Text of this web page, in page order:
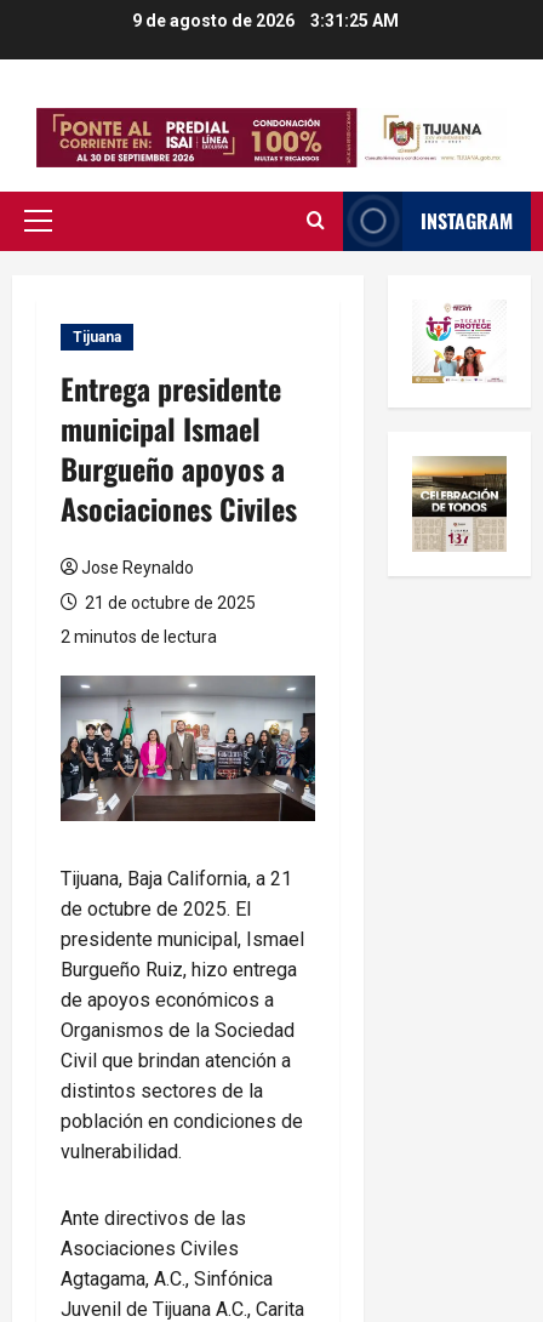
9 de agosto de 2026 3:31:26 AM
Menú
INSTAGRAM
Tijuana
Entrega presidente
municipal Ismael
Burgueño apoyos a
Asociaciones Civiles
Jose Reynaldo
21 de octubre de 2025
2 minutos de lectura
Tijuana, Baja California, a 21
de octubre de 2025. El
presidente municipal, Ismael
Burgueño Ruiz, hizo entrega
de apoyos económicos a
Organismos de la Sociedad
Civil que brindan atención a
distintos sectores de la
población en condiciones de
vulnerabilidad.
Ante directivos de las
Asociaciones Civiles
Agtagama, A.C., Sinfónica
Juvenil de Tijuana A.C., Carita